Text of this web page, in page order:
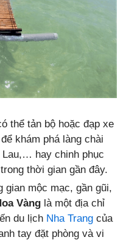
thể tản bộ hoặc đạp xe
khám phá làng chài
Lau,… hay chinh phục
thời gian gần đây.
mộc mạc, gần gũi,
Vàng là một địa chỉ
du lịch Nha Trang của
tay đặt phòng và vi